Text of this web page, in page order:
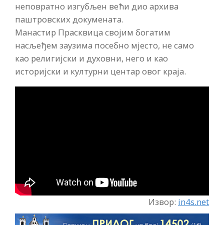
неповратно изгубљен већи дио архива
паштровских докумената.
Манастир Прасквица својим богатим
насљеђем заузима посебно мјесто, не само
као религијски и духовни, него и као
историјски и културни центар овог краја.
Извор: in4s.net